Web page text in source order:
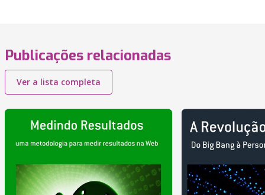
Publicações relacionadas
Ver a lista completa